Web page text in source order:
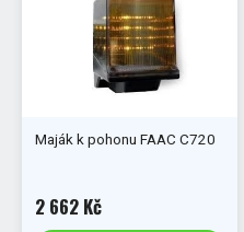
Maják k pohonu FAAC C720
2 662 Kč